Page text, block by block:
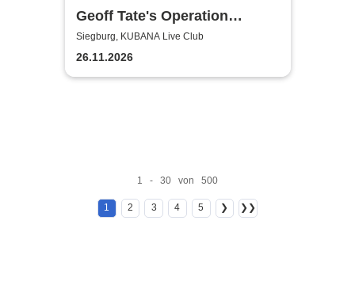
Geoff Tate's Operation
Mindcrime - The Final
Chapter
Siegburg, KUBANA Live Club
26.11.2026
1 - 30 von 500
1 2 3 4 5 ❯ ❯❯